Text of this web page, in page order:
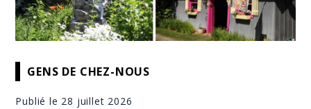
GENS DE CHEZ-NOUS
Publié le 28 juillet 2026